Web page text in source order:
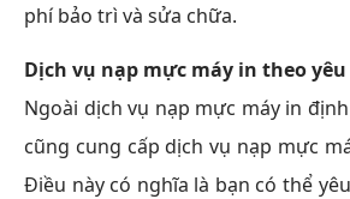
phí bảo trì và sửa chữa.
Dịch vụ nạp mực máy in theo yêu
Ngoài dịch vụ nạp mực máy in
cũng cung cấp dịch vụ nạp mực
Điều này có nghĩa là bạn có thể